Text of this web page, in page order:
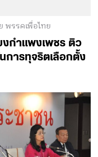
พรรคเพื่อไทย
กำแพงเพชร ติว
การทุจริตเลือกตั้ง